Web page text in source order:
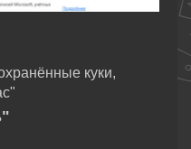
куки,